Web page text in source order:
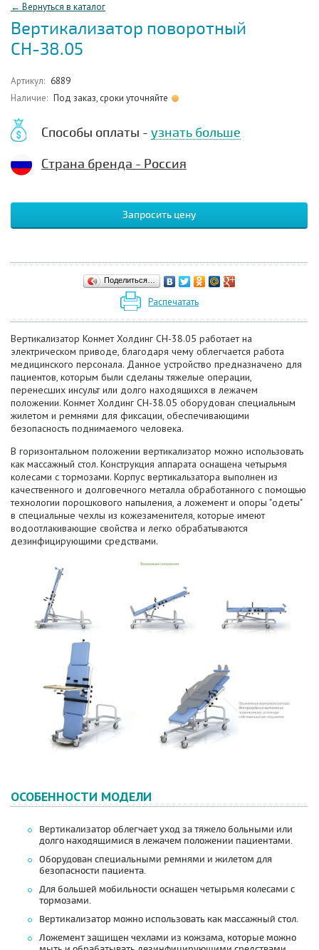
← Вернуться в каталог
Вертикализатор поворотный
СН-38.05
Артикул: 6889
Наличие: Под заказ, сроки уточняйте
Способы оплаты - узнать больше
Страна бренда - Россия
Запросить цену
Поделиться…
Распечатать
Вертикализатор Конмет Холдинг СН-38.05 работает на
электрическом приводе, благодаря чему облегчается работа
медицинского персонала. Данное устройство предназначено для
пациентов, которым были сделаны тяжелые операции,
перенесших инсульт или долго находящихся в лежачем
положении. Конмет Холдинг СН-38.05 оборудован специальным
жилетом и ремнями для фиксации, обеспечивающими
безопасность поднимаемого человека.
В горизонтальном положении вертикализатор можно использовать
как массажный стол. Конструкция аппарата оснащена четырьмя
колесами с тормозами. Корпус вертикальзатора выполнен из
качественного и долговечного металла обработанного с помощью
технологии порошкового напыления, а ложемент и опоры "одеты"
в специальные чехлы из кожезаменителя, которые имеют
водоотлакивающие свойства и легко обрабатываются
дезинфицирующими средствами.
ОСОБЕННОСТИ МОДЕЛИ
Вертикализатор облегчает уход за тяжело больными или
долго находящимися в лежачем положении пациентами.
Оборудован специальными ремнями и жилетом для
безопасности пациента.
Для большей мобильности оснащен четырьмя колесами с
тормозами.
Вертикализатор можно использовать как массажный стол.
Ложемент защищен чехлами из кожзама, которые можно